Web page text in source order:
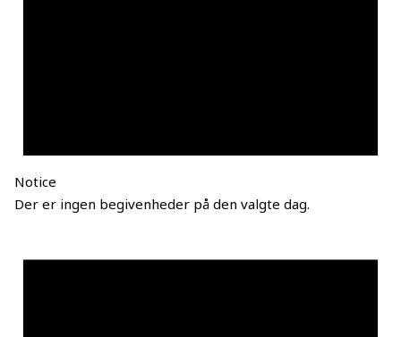
Notice
Der er ingen begivenheder på den valgte dag.